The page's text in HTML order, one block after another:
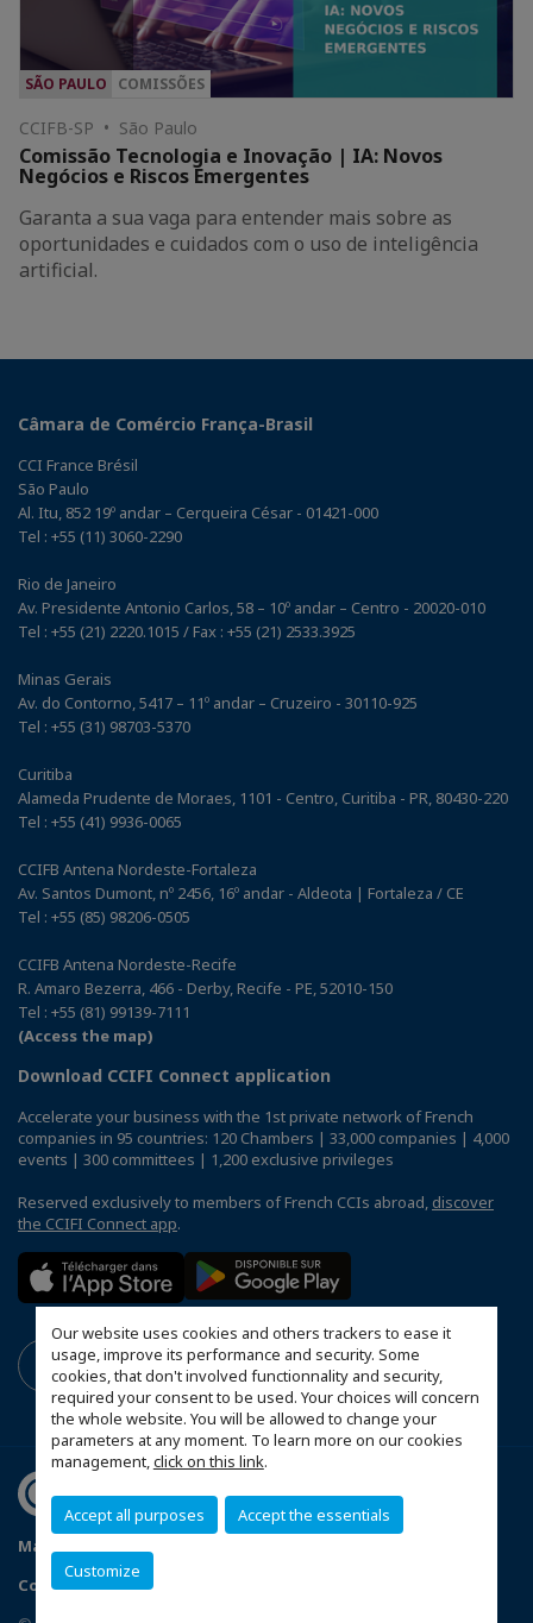
Our website uses cookies and others trackers to ease it
usage, improve its performance and security. Some
cookies, that don't involved functionnality and security,
required your consent to be used. Your choices will concern
the whole website. You will be allowed to change your
parameters at any moment. To learn more on our cookies
management,click on this link.
Accept all purposes Accept the essentials
Customize
SÃO PAULO COMISSÕES
CCIFB-SP • São Paulo
Comissão Tecnologia e Inovação | IA: Novos
Negócios e Riscos Emergentes
Garanta a sua vaga para entender mais sobre as
oportunidades e cuidados com o uso de inteligência
artificial.
Câmara de Comércio França-Brasil
CCI France Brésil
São Paulo
Al. Itu, 852 19º andar – Cerqueira César - 01421-000
Tel : +55 (11) 3060-2290
Rio de Janeiro
Av. Presidente Antonio Carlos, 58 – 10º andar – Centro - 20020-010
Tel : +55 (21) 2220.1015 / Fax : +55 (21) 2533.3925
Minas Gerais
Av. do Contorno, 5417 – 11º andar – Cruzeiro - 30110-925
Tel : +55 (31) 98703-5370
Curitiba
Alameda Prudente de Moraes, 1101 - Centro, Curitiba - PR, 80430-220
Tel : +55 (41) 9936-0065
CCIFB Antena Nordeste-Fortaleza
Av. Santos Dumont, nº 2456, 16º andar - Aldeota | Fortaleza / CE
Tel : +55 (85) 98206-0505
CCIFB Antena Nordeste-Recife
R. Amaro Bezerra, 466 - Derby, Recife - PE, 52010-150
Tel : +55 (81) 99139-7111
(Access the map)
Download CCIFI Connect application
Accelerate your business with the 1st private network of French
companies in 95 countries: 120 Chambers | 33,000 companies | 4,000
events | 300 committees | 1,200 exclusive privileges
Reserved exclusively to members of French CCIs abroad, discover
the CCIFI Connect app.
Mapa do Site
Configure cookies preferences